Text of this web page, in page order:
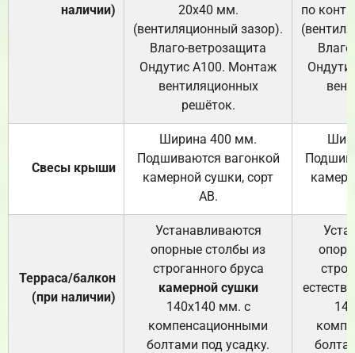
наличии)
20х40 мм.
(вентиляционный зазор).
Влаго-ветрозащита
Ондутис А100. Монтаж
вентиляционных
решёток.
по
Свесы крыши
Ширина 400 мм.
Подшиваются вагонкой
камерной сушки, сорт
АВ.
Терраса/балкон
(при наличии)
Устанавливаются
опорные столбы из
строганного бруса
камерной сушки
140х140 мм. с
компенсационными
болтами под усадку.